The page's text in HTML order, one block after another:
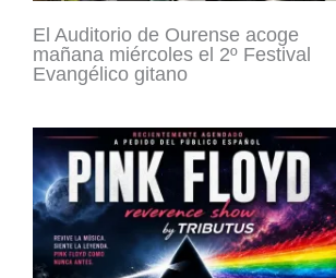
El Auditorio de Ourense acoge
mañana miércoles el 2º Festival
Evangélico gitano